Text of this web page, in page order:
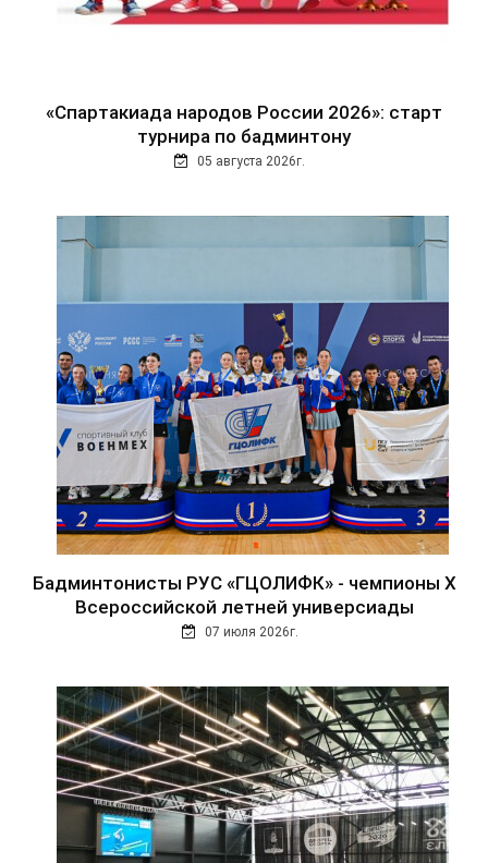
«Спартакиада народов России 2026»: старт
турнира по бадминтону
05 августа 2026г.
Бадминтонисты РУС «ГЦОЛИФК» - чемпионы Х
Всероссийской летней универсиады
07 июля 2026г.